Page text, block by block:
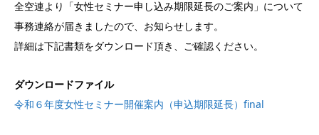
全空連より「女性セミナー申し込み期限延長のご案内」について
事務連絡が届きましたので、お知らせします。
詳細は下記書類をダウンロード頂き、ご確認ください。
ダウンロードファイル
令和６年度女性セミナー開催案内（申込期限延長）final